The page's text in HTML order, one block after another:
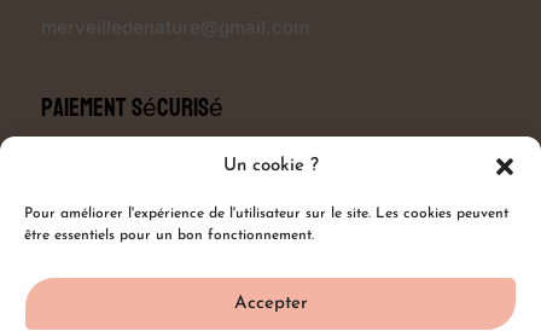
Un cookie ?
Pour améliorer l'expérience de l'utilisateur sur le site. Les cookies peuvent
être essentiels pour un bon fonctionnement.
Accepter
merveilledenature@gmail.com
Paiement sécurisé
Modalités de livraison